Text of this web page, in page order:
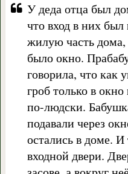
У деда отца был
что вход в них был
жилую часть дома,
было окно.
говорила, что как
гроб только в
по-людски.
подавали через
остались в доме. И
входной двери.